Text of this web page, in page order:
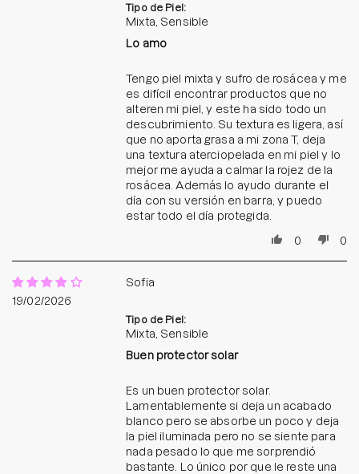
Tipo de Piel:
Mixta, Sensible
Lo amo
Tengo piel mixta y sufro de rosácea y me
es difícil encontrar productos que no
alteren mi piel, y este ha sido todo un
descubrimiento. Su textura es ligera, así
que no aporta grasa a mi zona T, deja
una textura aterciopelada en mi piel y lo
mejor me ayuda a calmar la rojez de la
rosácea. Además lo ayudo durante el
día con su versión en barra, y puedo
estar todo el día protegida.
0
0
19/02/2026
Sofia
Tipo de Piel:
Mixta, Sensible
Buen protector solar
Es un buen protector solar.
Lamentablemente si deja un acabado
blanco pero se absorbe un poco y deja
la piel iluminada pero no se siente para
nada pesado lo que me sorprendió
bastante. Lo único por que le reste una